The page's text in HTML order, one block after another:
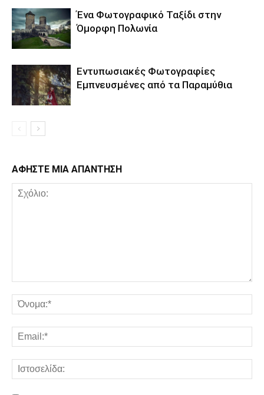
Ένα Φωτογραφικό Ταξίδι στην
Όμορφη Πολωνία
Εντυπωσιακές Φωτογραφίες
Εμπνευσμένες από τα Παραμύθια
ΑΦΗΣΤΕ ΜΙΑ ΑΠΑΝΤΗΣΗ